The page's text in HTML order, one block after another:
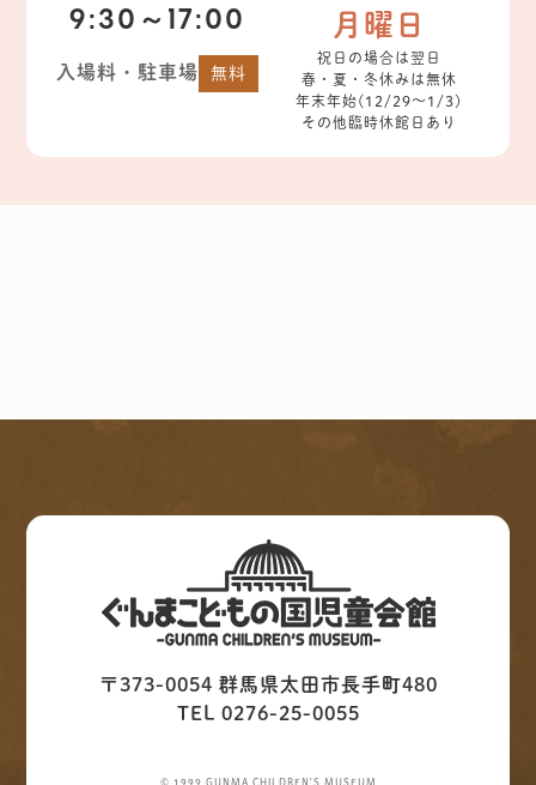
9:30～17:00
入場料・駐車場 無料
月曜日
祝日の場合は翌日
春・夏・冬休みは無休
年末年始(12/29～1/3)
その他臨時休館日あり
〒373-0054 群馬県太田市長手町480
TEL 0276-25-0055
© 1999 GUNMA CHILDREN'S MUSEUM